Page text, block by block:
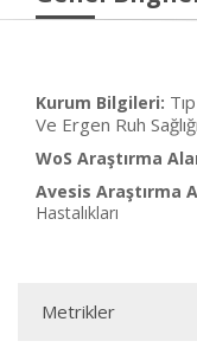
Kurum Bilgileri:
Ve Ergen Ruh
WoS Araştırma
Avesis Araştırma
Hastalıkları
Metrikler